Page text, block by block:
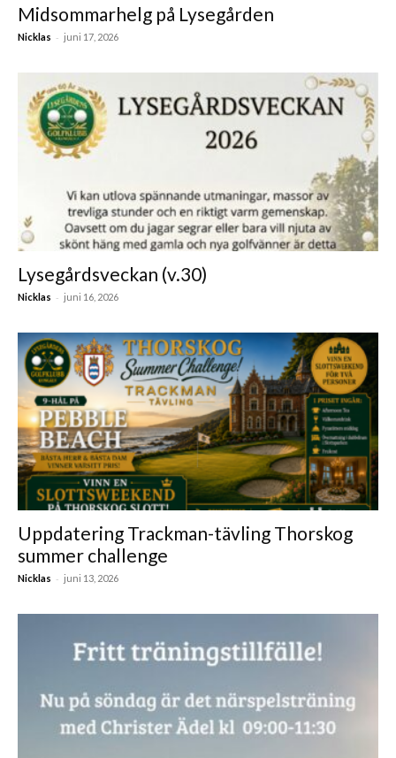
Midsommarhelg på Lysegården
Nicklas - juni 17, 2026
Lysegårdsveckan (v.30)
Nicklas - juni 16, 2026
Uppdatering Trackman-tävling Thorskog
summer challenge
Nicklas - juni 13, 2026